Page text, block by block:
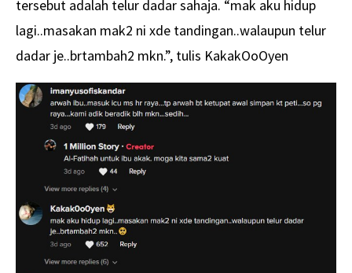
tersebut adalah telur dadar sahaja. “mak aku hidup
lagi..masakan mak2 ni xde tandingan..walaupun telur
dadar je..brtambah2 mkn.”, tulis KakakOoOyen